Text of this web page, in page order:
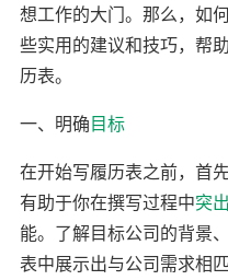
想工作的大门。那么，如
些实用的建议和技巧，帮
历表。
一、明确目标
在开始写履历表之前，首
有助于你在撰写过程中突出
能。了解目标公司的背景
表中展示出与公司需求相